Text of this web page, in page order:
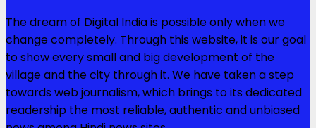
The dream of Digital India is possible only when we
change completely. Through this website, it is our goal
to show every small and big development of the
village and the city through it. We have taken a step
towards web journalism, which brings to its dedicated
readership the most reliable, authentic and unbiased